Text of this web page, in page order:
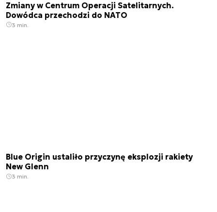
Zmiany w Centrum Operacji Satelitarnych.
Dowódca przechodzi do NATO
3 min.
Blue Origin ustaliło przyczynę eksplozji rakiety
New Glenn
3 min.